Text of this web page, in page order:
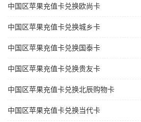
中国区苹果充值卡兑换欧尚卡
中国区苹果充值卡兑换城乡卡
中国区苹果充值卡兑换国泰卡
中国区苹果充值卡兑换贵友卡
中国区苹果充值卡兑换北辰购物卡
中国区苹果充值卡兑换当代卡